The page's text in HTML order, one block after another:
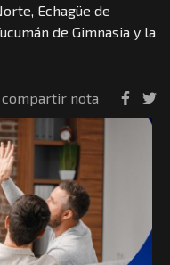
Echagüe de
de Gimnasia y la
compartir nota